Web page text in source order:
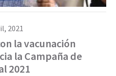
2021
la vacunación
la Campaña de
2021